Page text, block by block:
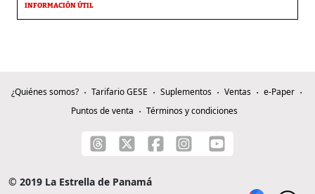
INFORMACIÓN ÚTIL
¿Quiénes somos? Tarifario GESE Suplementos Ventas
e-Paper
Puntos de venta
Términos y condiciones
© 2019 La Estrella de Panamá